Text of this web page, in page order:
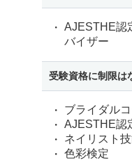
AJESTHE認
バイザー
受験資格に制限は
ブライダル
AJESTHE認
ネイリスト
色彩検定